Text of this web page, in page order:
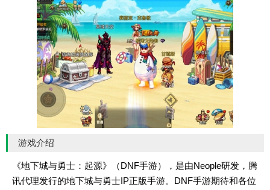
游戏介绍
《地下城与勇士：起源》（DNF手游），是由Neople研发，腾
讯代理发行的地下城与勇士IP正版手游。DNF手游期待和各位